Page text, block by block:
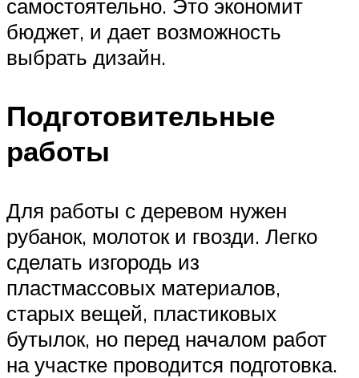
самостоятельно. Это экономит
бюджет, и дает возможность
выбрать дизайн.
Подготовительные
работы
Для работы с деревом нужен
рубанок, молоток и гвозди. Легко
сделать изгородь из
пластмассовых материалов,
старых вещей, пластиковых
бутылок, но перед началом работ
на участке проводится подготовка.